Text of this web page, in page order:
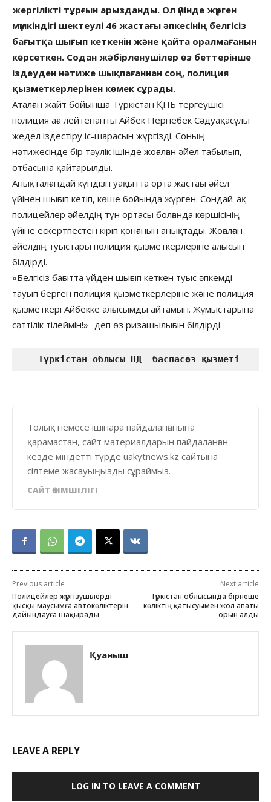
жергілікті тұрғын арызданды. Ол үйінде жүрген
мүмкіндігі шектеулі 46 жастағы әпкесінің белгісіз
бағытқа шығып кеткенін және қайта оралмағанын
көрсеткен. Содан жәбірленушілер өз беттерінше
іздеуден нәтиже шықпағаннан соң, полиция
қызметкерлерінен көмек сұрады.
Аталған жайт бойынша Түркістан ҚПБ тергеушісі
полиция аға лейтенанты Айбек Пернебек Сәдуақасұлы
жедел іздестіру іс-шарасын жүргізді. Соның
нәтижесінде бір тәулік ішінде жоғалған әйел табылып,
отбасына қайтарылды.
Анықталғандай күндізгі уақытта орта жастағы әйел
үйінен шығып кетіп, көше бойында жүрген. Сондай-ақ
полицейлер әйелдің түн ортасы болғанда көршісінің
үйіне ескертпестен кіріп қонғанын анықтады. Жоғалған
әйелдің туыстары полиция қызметкерлеріне алғысын
білдірді.
«Белгісіз бағытта үйден шығып кеткен туыс әпкемді
тауып берген полиция қызметкерлеріне және полиция
қызметкері Айбекке алғысымды айтамын. Жұмыстарына
сәттілік тілеймін!»- деп өз ризашылығын білдірді.
   Түркістан облысы ПД  баспасөз қызметі
Толық немесе ішінара пайдаланғанына
қарамастан, сайт материалдарын пайдаланған
кезде міндетті түрде uakytnews.kz сайтына
сілтеме жасауыңызды сұраймыз.
САЙТ ӘКІМШІЛІГІ
Previous article
Полицейлер жүргізушілерді
қысқы маусымға автокөліктерін
дайындауға шақырады
Next article
Түркістан облысында бірнеше
көліктің қатысуымен жол апаты
орын алды
Қуаныш
LEAVE A REPLY
LOG IN TO LEAVE A COMMENT